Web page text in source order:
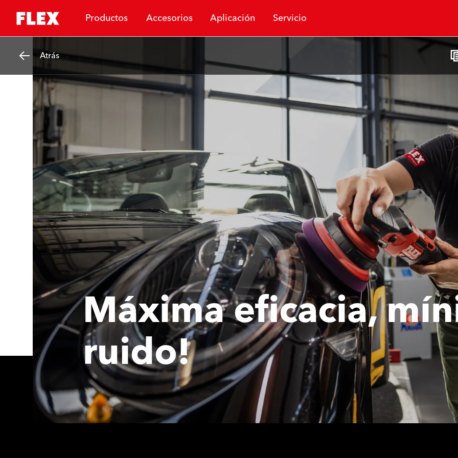
Productos Accesorios Aplicación Servicio
Atrás
Máxima eficacia,
ruido!